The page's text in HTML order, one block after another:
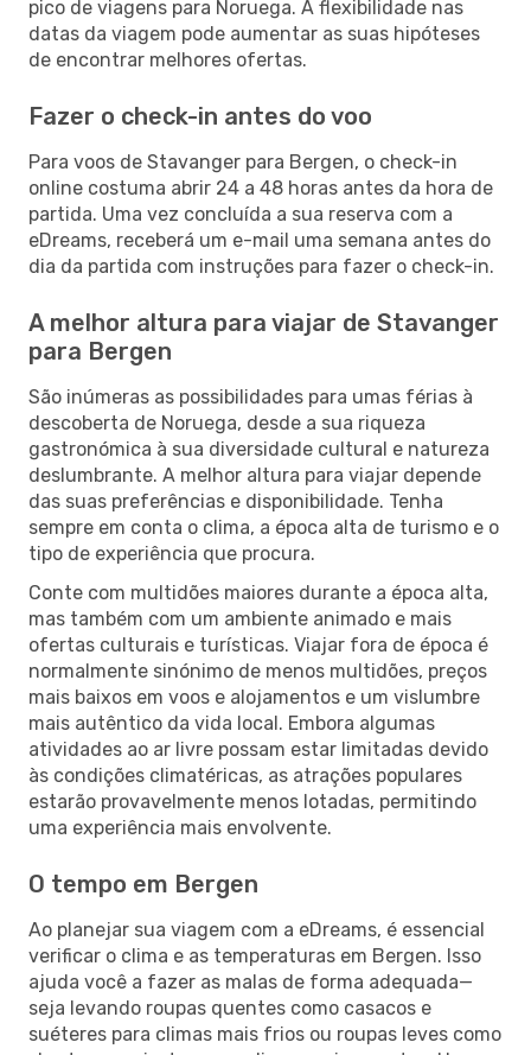
pico de viagens para Noruega. A flexibilidade nas
datas da viagem pode aumentar as suas hipóteses
de encontrar melhores ofertas.
Fazer o check-in antes do voo
Para voos de Stavanger para Bergen, o check-in
online costuma abrir 24 a 48 horas antes da hora de
partida. Uma vez concluída a sua reserva com a
eDreams, receberá um e-mail uma semana antes do
dia da partida com instruções para fazer o check-in.
A melhor altura para viajar de Stavanger
para Bergen
São inúmeras as possibilidades para umas férias à
descoberta de Noruega, desde a sua riqueza
gastronómica à sua diversidade cultural e natureza
deslumbrante. A melhor altura para viajar depende
das suas preferências e disponibilidade. Tenha
sempre em conta o clima, a época alta de turismo e o
tipo de experiência que procura.
Conte com multidões maiores durante a época alta,
mas também com um ambiente animado e mais
ofertas culturais e turísticas. Viajar fora de época é
normalmente sinónimo de menos multidões, preços
mais baixos em voos e alojamentos e um vislumbre
mais autêntico da vida local. Embora algumas
atividades ao ar livre possam estar limitadas devido
às condições climatéricas, as atrações populares
estarão provavelmente menos lotadas, permitindo
uma experiência mais envolvente.
O tempo em Bergen
Ao planejar sua viagem com a eDreams, é essencial
verificar o clima e as temperaturas em Bergen. Isso
ajuda você a fazer as malas de forma adequada—
seja levando roupas quentes como casacos e
suéteres para climas mais frios ou roupas leves como